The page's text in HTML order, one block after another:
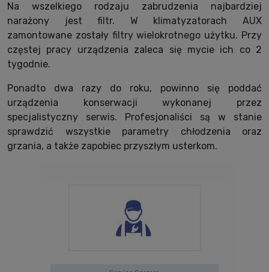
Na wszelkiego rodzaju zabrudzenia najbardziej
narażony jest filtr. W klimatyzatorach AUX
zamontowane zostały filtry wielokrotnego użytku. Przy
częstej pracy urządzenia zaleca się mycie ich co 2
tygodnie.
Ponadto dwa razy do roku, powinno się poddać
urządzenia konserwacji wykonanej przez
specjalistyczny serwis. Profesjonaliści są w stanie
sprawdzić wszystkie parametry chłodzenia oraz
grzania, a także zapobiec przyszłym usterkom.